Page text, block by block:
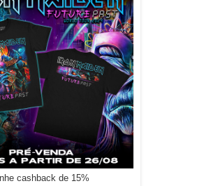
cashback de 15%